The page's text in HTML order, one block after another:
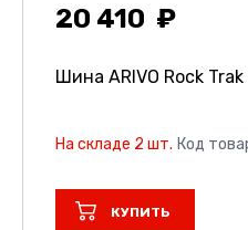
20 410
Шина ARIVO Rock Trak
На складе 2 шт. Код
КУПИТЬ